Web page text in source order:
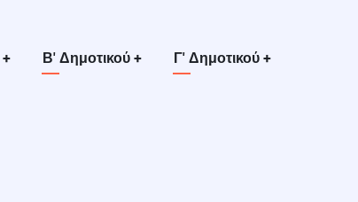
+ Β' Δημοτικού + Γ' Δημοτικού +